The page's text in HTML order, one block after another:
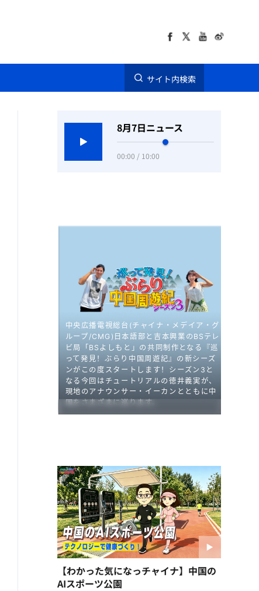
サイト内検索
8月7日ニュース
00:00 / 10:00
【わかった気になっチャイナ】中国の
AIスポーツ公園